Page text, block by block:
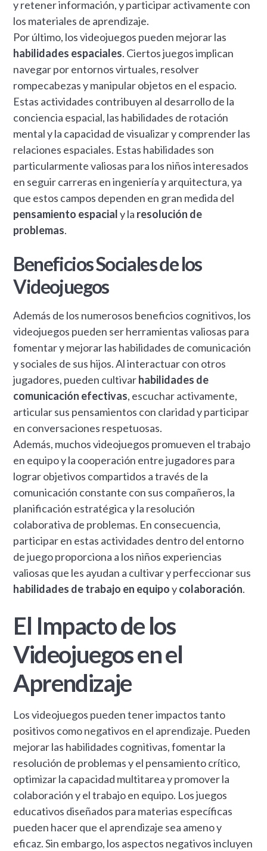
y retener información, y participar activamente con
los materiales de aprendizaje.
Por último, los videojuegos pueden mejorar las
habilidades espaciales. Ciertos juegos implican
navegar por entornos virtuales, resolver
rompecabezas y manipular objetos en el espacio.
Estas actividades contribuyen al desarrollo de la
conciencia espacial, las habilidades de rotación
mental y la capacidad de visualizar y comprender las
relaciones espaciales. Estas habilidades son
particularmente valiosas para los niños interesados
en seguir carreras en ingeniería y arquitectura, ya
que estos campos dependen en gran medida del
pensamiento espacialy la resolución de
problemas.
Beneficios Sociales de los
Videojuegos
Además de los numerosos beneficios cognitivos, los
videojuegos pueden ser herramientas valiosas para
fomentar y mejorar las habilidades de comunicación
y sociales de sus hijos. Al interactuar con otros
jugadores, pueden cultivarhabilidades de
comunicación efectivas, escuchar activamente,
articular sus pensamientos con claridad y participar
en conversaciones respetuosas.
Además, muchos videojuegos promueven el trabajo
en equipo y la cooperación entre jugadores para
lograr objetivos compartidos a través de la
comunicación constante con sus compañeros, la
planificación estratégica y la resolución
colaborativa de problemas. En consecuencia,
participar en estas actividades dentro del entorno
de juego proporciona a los niños experiencias
valiosas que les ayudan a cultivar y perfeccionar sus
habilidades de trabajo en equipoycolaboración.
El Impacto de los
Videojuegos en el
Aprendizaje
Los videojuegos pueden tener impactos tanto
positivos como negativos en el aprendizaje. Pueden
mejorar las habilidades cognitivas, fomentar la
resolución de problemas y el pensamiento crítico,
optimizar la capacidad multitarea y promover la
colaboración y el trabajo en equipo. Los juegos
educativos diseñados para materias específicas
pueden hacer que el aprendizaje sea ameno y
eficaz. Sin embargo, los aspectos negativos incluyen